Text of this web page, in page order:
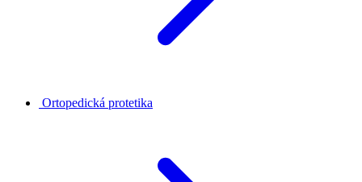
Ortopedická protetika